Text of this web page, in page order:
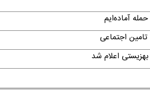
آماده‌ایم
اجتماعی